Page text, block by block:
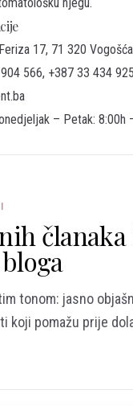
17, 71 320
566, +387 33 434 925
– Petak: 8:00h
tonom: jasno
koji pomažu prije